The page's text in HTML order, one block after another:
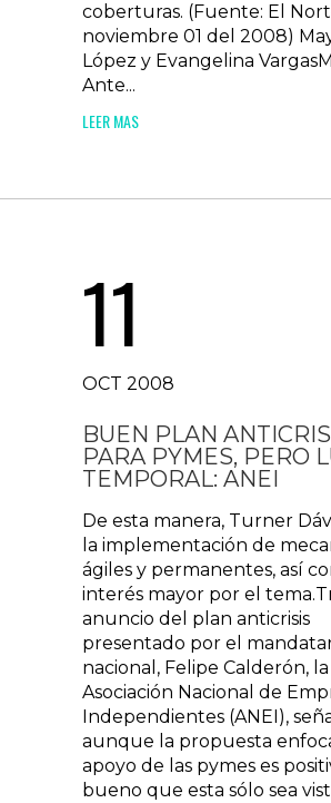
coberturas. (Fuente: El
noviembre 01 del 2008)
López y Evangelina
Ante...
LEER MAS
11
OCT 2008
BUEN PLAN
PARA PYMES, PERO
TEMPORAL: ANEI
De esta manera, Turner
la implementación de
ágiles y permanentes, así
interés mayor por el
anuncio del plan anticrisis
presentado por el
nacional, Felipe Calderón, la
Asociación Nacional de
Independientes (ANEI),
aunque la propuesta
apoyo de las pymes es
bueno que esta sólo sea